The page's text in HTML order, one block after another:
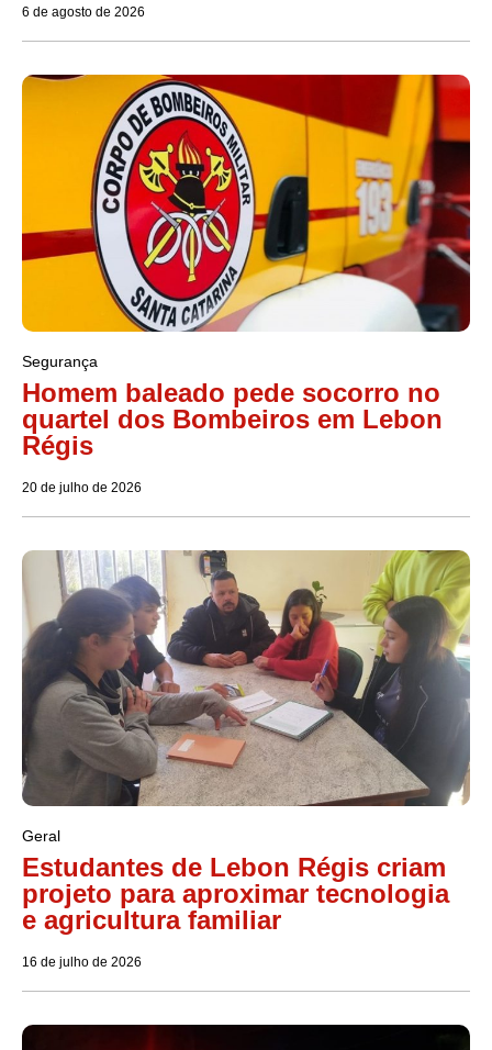
6 de agosto de 2026
Segurança
Homem baleado pede socorro no
quartel dos Bombeiros em Lebon
Régis
20 de julho de 2026
Geral
Estudantes de Lebon Régis criam
projeto para aproximar tecnologia
e agricultura familiar
16 de julho de 2026